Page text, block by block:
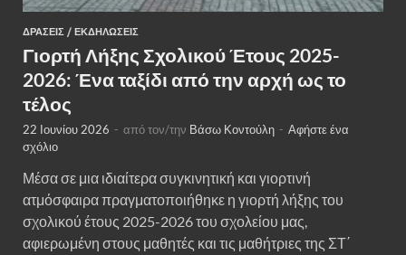
ΔΡΆΣΕΙΣ / ΕΚΔΗΛΏΣΕΙΣ
Γιορτή Λήξης Σχολικού Έτους 2025-
2026: Ένα ταξίδι από την αρχή ως το
τέλος
22 Ιουνίου 2026 - από τον/την Βάσω Κοντούλη - Αφήστε ένα
σχόλιο
Μέσα σε μια ιδιαίτερα συγκινητική και γιορτινή
ατμόσφαιρα πραγματοποιήθηκε η γιορτή λήξης του
σχολικού έτους 2025-2026 του σχολείου μας,
αφιερωμένη στους μαθητές και τις μαθήτριες της ΣΤ΄